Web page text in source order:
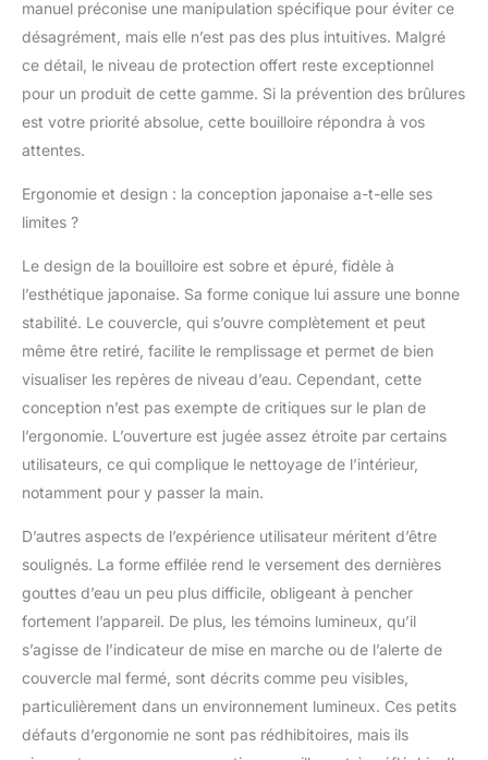
manuel préconise une manipulation spécifique pour éviter ce
désagrément, mais elle n’est pas des plus intuitives. Malgré
ce détail, le niveau de protection offert reste exceptionnel
pour un produit de cette gamme. Si la prévention des brûlures
est votre priorité absolue, cette bouilloire répondra à vos
attentes.
Ergonomie et design : la conception japonaise a-t-elle ses
limites ?
Le design de la bouilloire est sobre et épuré, fidèle à
l’esthétique japonaise. Sa forme conique lui assure une bonne
stabilité. Le couvercle, qui s’ouvre complètement et peut
même être retiré, facilite le remplissage et permet de bien
visualiser les repères de niveau d’eau. Cependant, cette
conception n’est pas exempte de critiques sur le plan de
l’ergonomie. L’ouverture est jugée assez étroite par certains
utilisateurs, ce qui complique le nettoyage de l’intérieur,
notamment pour y passer la main.
D’autres aspects de l’expérience utilisateur méritent d’être
soulignés. La forme effilée rend le versement des dernières
gouttes d’eau un peu plus difficile, obligeant à pencher
fortement l’appareil. De plus, les témoins lumineux, qu’il
s’agisse de l’indicateur de mise en marche ou de l’alerte de
couvercle mal fermé, sont décrits comme peu visibles,
particulièrement dans un environnement lumineux. Ces petits
défauts d’ergonomie ne sont pas rédhibitoires, mais ils